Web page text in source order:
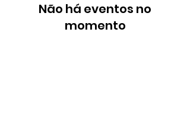
Não há eventos no
momento